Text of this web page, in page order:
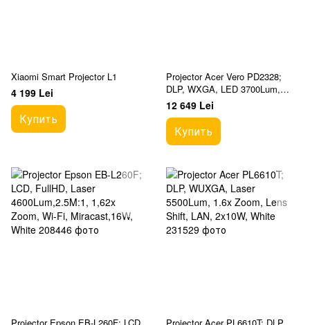
Xiaomi Smart Projector L1
4 199 Lei
Купить
Projector Acer Vero PD2328;
DLP, WXGA, LED 3700Lum,
1.1x Zoom, 10W, White
12 649 Lei
Купить